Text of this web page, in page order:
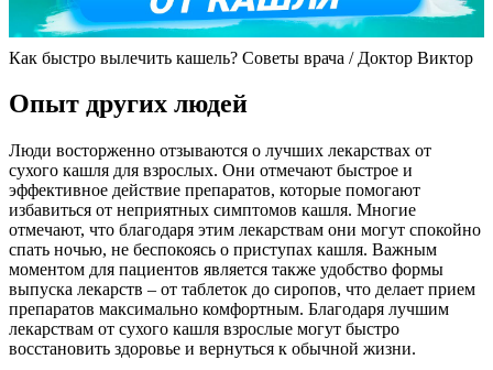
Как быстро вылечить кашель? Советы врача / Доктор Виктор
Опыт других людей
Люди восторженно отзываются о лучших лекарствах от
сухого кашля для взрослых. Они отмечают быстрое и
эффективное действие препаратов, которые помогают
избавиться от неприятных симптомов кашля. Многие
отмечают, что благодаря этим лекарствам они могут спокойно
спать ночью, не беспокоясь о приступах кашля. Важным
моментом для пациентов является также удобство формы
выпуска лекарств – от таблеток до сиропов, что делает прием
препаратов максимально комфортным. Благодаря лучшим
лекарствам от сухого кашля взрослые могут быстро
восстановить здоровье и вернуться к обычной жизни.